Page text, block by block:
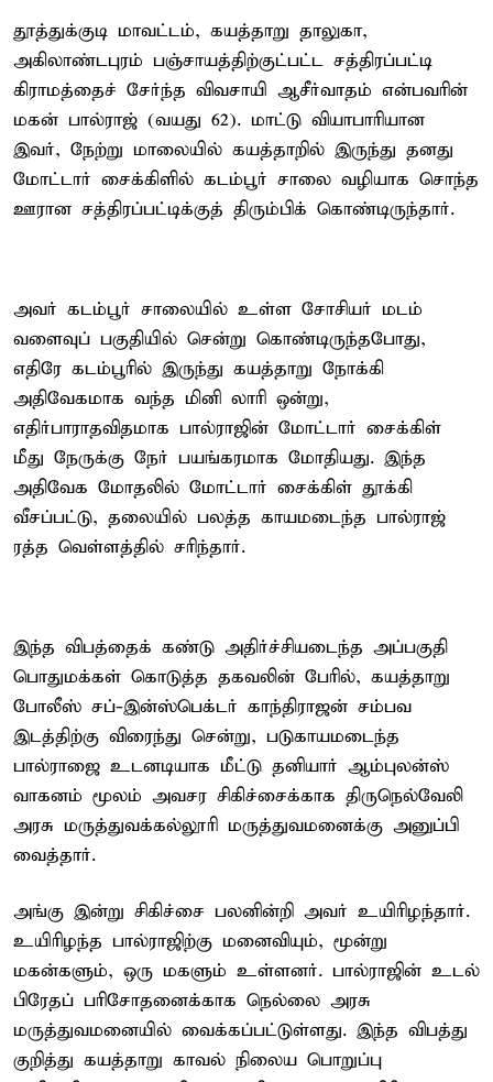
தூத்துக்குடி மாவட்டம், கயத்தாறு தாலுகா,
அகிலாண்டபுரம் பஞ்சாயத்திற்குட்பட்ட சத்திரப்பட்டி
கிராமத்தைச் சேர்ந்த விவசாயி ஆசீர்வாதம் என்பவரின்
மகன் பால்ராஜ் (வயது 62). மாட்டு வியாபாரியான
இவர், நேற்று மாலையில் கயத்தாறில் இருந்து தனது
மோட்டார் சைக்கிளில் கடம்பூர் சாலை வழியாக சொந்த
ஊரான சத்திரப்பட்டிக்குத் திரும்பிக் கொண்டிருந்தார்.
அவர் கடம்பூர் சாலையில் உள்ள சோசியர் மடம்
வளைவுப் பகுதியில் சென்று கொண்டிருந்தபோது,
எதிரே கடம்பூரில் இருந்து கயத்தாறு நோக்கி
அதிவேகமாக வந்த மினி லாரி ஒன்று,
எதிர்பாராதவிதமாக பால்ராஜின் மோட்டார் சைக்கிள்
மீது நேருக்கு நேர் பயங்கரமாக மோதியது. இந்த
அதிவேக மோதலில் மோட்டார் சைக்கிள் தூக்கி
வீசப்பட்டு, தலையில் பலத்த காயமடைந்த பால்ராஜ்
ரத்த வெள்ளத்தில் சரிந்தார்.
இந்த விபத்தைக் கண்டு அதிர்ச்சியடைந்த அப்பகுதி
பொதுமக்கள் கொடுத்த தகவலின் பேரில், கயத்தாறு
போலீஸ் சப்-இன்ஸ்பெக்டர் காந்திராஜன் சம்பவ
இடத்திற்கு விரைந்து சென்று, படுகாயமடைந்த
பால்ராஜை உடனடியாக மீட்டு தனியார் ஆம்புலன்ஸ்
வாகனம் மூலம் அவசர சிகிச்சைக்காக திருநெல்வேலி
அரசு மருத்துவக்கல்லூரி மருத்துவமனைக்கு அனுப்பி
வைத்தார்.
அங்கு இன்று சிகிச்சை பலனின்றி அவர் உயிரிழந்தார்.
உயிரிழந்த பால்ராஜிற்கு மனைவியும், மூன்று
மகன்களும், ஒரு மகளும் உள்ளனர். பால்ராஜின் உடல்
பிரேதப் பரிசோதனைக்காக நெல்லை அரசு
மருத்துவமனையில் வைக்கப்பட்டுள்ளது. இந்த விபத்து
குறித்து கயத்தாறு காவல் நிலைய பொறுப்பு